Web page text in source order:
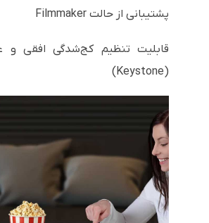
پشتیبانی از حالت Filmmaker
قابلیت تنظیم کج‌شدگی افقی و
(Keystone)